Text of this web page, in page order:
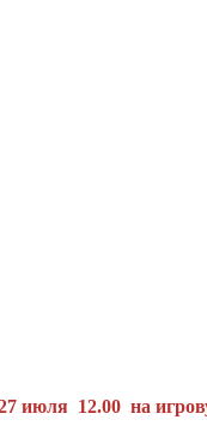
июля 12.00 на